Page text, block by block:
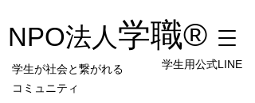
NPO法人学職®︎
学生が社会と繋がれる
コミュニティ
学生用公式LINE